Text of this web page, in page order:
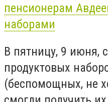
пенсионерам
наборами
В пятницу, 9 июня,
продуктовых
(беспомощных, не